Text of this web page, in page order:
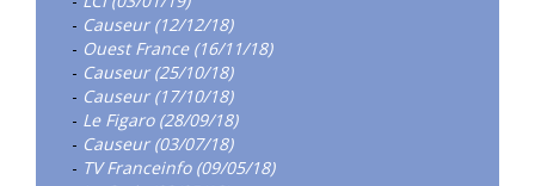
- Causeur (12/12/18)
- Ouest France (16/11/18)
- Causeur (25/10/18)
- Causeur (17/10/18)
- Le Figaro (28/09/18)
- Causeur (03/07/18)
- TV Franceinfo (09/05/18)